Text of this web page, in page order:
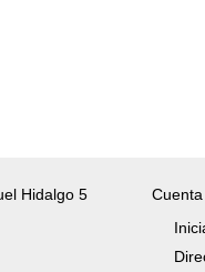
Hidalgo 5
Cuenta